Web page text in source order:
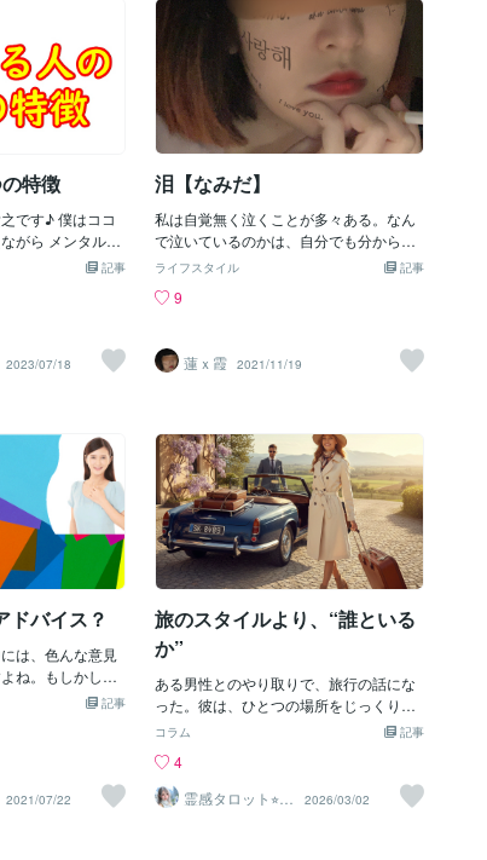
特徴
です♪ 僕はココ
がら メンタルサ
これまで350名以
年度ココナ
コナラ電話相
めサービスNo.1
させるための 1
ます。 それがあ
タルや価値観、
のビジネスをや
間違いないので
い。ノウハウや
けではある程度
これはココナラ
なく人生のなか
るか大きく関係
。 次に当てはま
が出やすく、 日
っている人で
す！⭐成功する
は 他人と比較せ
という思考で行
記事
2023/07/18
泪【なみだ】
私は自覚無く泣くことが多々ある。なん
で泣いているのかは、自分でも分からな
いから、旦那に説明することもできない
うにと対応してくれている。痛いから泣
いすぎて泪が出る。それらはなんとなく
は分かっているつもり。でも…何か急に
寝てしまっていたり…。何事もなかった
かのように過ごしたり。正直記憶が確か
ではないから私には分からないが、発作
の事とかは後に旦那が教えてくれたりす
る。寝てしまうと必ず夢を見る。見ない
時がない。それも大体の内容を覚えてい
るし、夢の中では夢だという自覚があっ
たりもする。ただそれだけ夢を見るし、
現実に沿った内容の時も多いため、夢と
現実が分からなくなることがある。本当
に区別がつかなくなったらどうなるんだ
ろう。R
記事
ライフスタイル
9
蓮ｘ霞 2021/11/19
ドバイス？
は、色んな意見
ね。もしかした
言ってくれてい
くありません。
◆まだ結婚しな
いの？◆〇〇、
記事
2021/07/22
旅のスタイルより、“誰といる
か”
ある男性とのやり取りで、旅行の話にな
った。彼は、ひとつの場所をじっくり楽
しむタイプらしい。同じ景色をゆっくり
入ったお店があれば、翌日もまた行くの
もいい、と言う。私はというと、つい予
定を詰めたくなるほう。普段なかなか行
記事
コラム
4
霊感タロット⭐︎エ
アリーズ
2026/03/02